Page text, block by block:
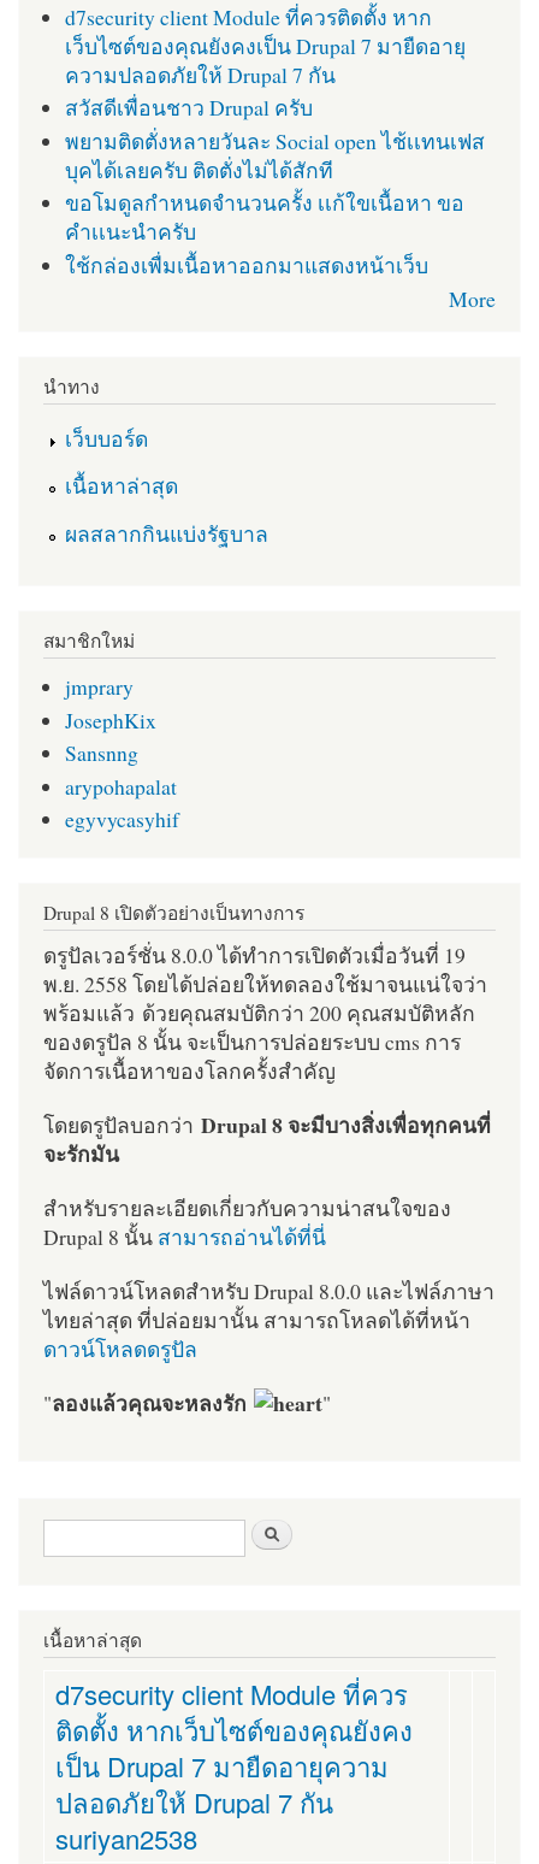
d7security client Module ที่ควรติดตั้ง หาก
เว็บไซต์ของคุณยังคงเป็น Drupal 7 มายืดอายุ
ความปลอดภัยให้ Drupal 7 กัน
สวัสดีเพื่อนชาว Drupal ครับ
พยามติดตั่งหลายวันละ Social open ไช้เเทนเฟส
บุคได้เลยครับ ติดตั่งไม่ได้สักที
ขอโมดูลกำหนดจำนวนครั้ง เเก้ใขเนื้อหา ขอ
คำเเนะนำครับ
ใช้กล่องเพื่มเนื้อหาออกมาแสดงหน้าเว็บ
More
นำทาง
เว็บบอร์ด
เนื้อหาล่าสุด
ผลสลากกินแบ่งรัฐบาล
สมาชิกใหม่
jmprary
JosephKix
Sansnng
arypohapalat
egyvycasyhif
Drupal 8 เปิดตัวอย่างเป็นทางการ
ดรูปัลเวอร์ชั่น 8.0.0 ได้ทำการเปิดตัวเมื่อวันที่ 19
พ.ย. 2558 โดยได้ปล่อยให้ทดลองใช้มาจนแน่ใจว่า
พร้อมแล้ว ด้วยคุณสมบัติกว่า 200 คุณสมบัติหลัก
ของดรูปัล 8 นั้น จะเป็นการปล่อยระบบ cms การ
จัดการเนื้อหาของโลกครั้งสำคัญ
โดยดรูปัลบอกว่า Drupal 8 จะมีบางสิ่งเพื่อทุกคนที่
จะรักมัน
สำหรับรายละเอียดเกี่ยวกับความน่าสนใจของ
Drupal 8 นั้น สามารถอ่านได้ที่นี่
ไฟล์ดาวน์โหลดสำหรับ Drupal 8.0.0 และไฟล์ภาษา
ไทยล่าสุด ที่ปล่อยมานั้น สามารถโหลดได้ที่หน้า
ดาวน์โหลดดรูปัล
"ลองแล้วคุณจะหลงรัก "
ฟอร์มค้นหา
เนื้อหาล่าสุด
d7security client Module ที่ควร
ติดตั้ง หากเว็บไซต์ของคุณยังคง
เป็น Drupal 7 มายืดอายุความ
ปลอดภัยให้ Drupal 7 กัน
suriyan2538